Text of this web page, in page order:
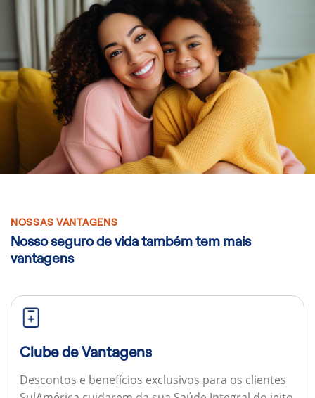
NOSSAS VANTAGENS
Nosso seguro de vida também tem mais
vantagens
Clube de Vantagens
Descontos e benefícios exclusivos para os clientes